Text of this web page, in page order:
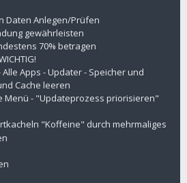
Daten Anlegen/Prüfen
gewährleisten
70% betragen
Apps - Updater - Speicher und
Cache leeren
Menü - "Updateprozess priorisieren"
"Koffeine" durch mehrmaliges